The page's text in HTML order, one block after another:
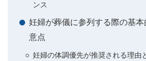
ンス
妊婦が葬儀に参列する際の基
意点
妊婦の体調優先が推奨される理由